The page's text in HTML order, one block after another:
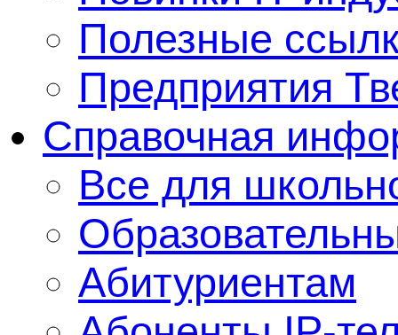
Полезные
Предприятия
Справочная
Все для
Абитуриентам